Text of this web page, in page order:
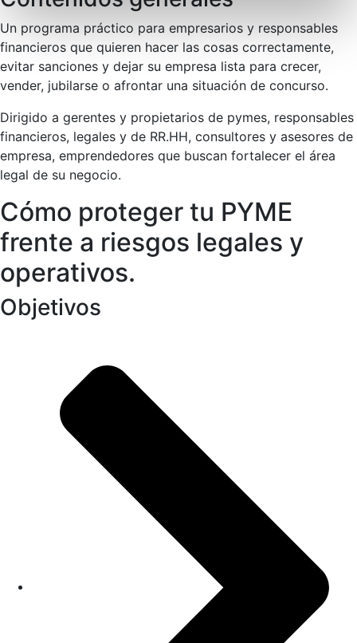
Un programa práctico para empresarios y responsables
financieros que quieren hacer las cosas correctamente,
evitar sanciones y dejar su empresa lista para crecer,
vender, jubilarse o afrontar una situación de concurso.
Dirigido a gerentes y propietarios de pymes, responsables
financieros, legales y de RR.HH, consultores y asesores de
empresa, emprendedores que buscan fortalecer el área
legal de su negocio.
Cómo proteger tu PYME
frente a riesgos legales y
operativos.
Objetivos